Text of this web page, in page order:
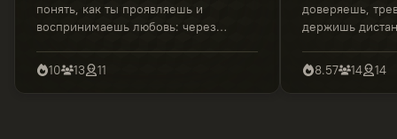
понять, как ты проявляешь и
воспринимаешь любовь: через
прикосновения. Короткий тест с
понятной расшифровкой
результатов.
10 13 11
доверяешь,
держишь
простой и
8.57 14 14